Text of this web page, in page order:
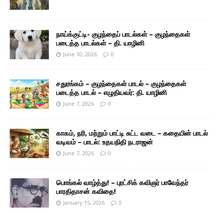
நாய்க்குட்டி- குழந்தைப் பாடல்கள் – குழந்தைகள்
படைத்த பாடல்கள் – தி. யாழினி
June 10, 2026 0
சதுரங்கம் – குழந்தைகள் பாடல் – குழந்தைகள்
படைத்த பாடல் – எழுதியவர்: தி. யாழினி
June 7, 2026 0
காகம், நரி, மற்றும் பாட்டி சுட்ட வடை – கதையின் பாடல்
வடிவம் – பாடல்: உதயநிதி நடராஜன்
June 7, 2026 0
பொங்கல் வாழ்த்து! – புரட்சிக் கவிஞர் பாவேந்தர்
பாரதிதாசன் கவிதை!
January 15, 2026 0